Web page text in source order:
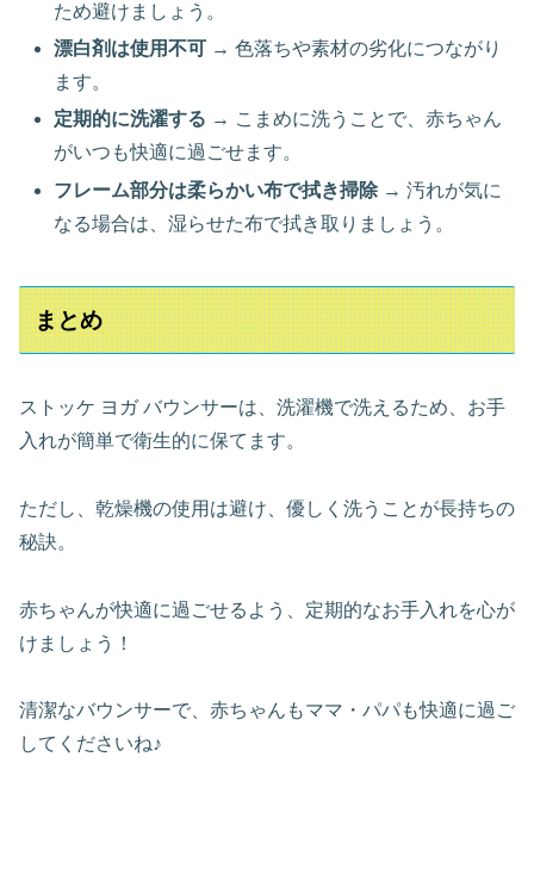
ため避けましょう。
漂白剤は使用不可 → 色落ちや素材の劣化につながり
ます。
定期的に洗濯する → こまめに洗うことで、赤ちゃん
がいつも快適に過ごせます。
フレーム部分は柔らかい布で拭き掃除→ 汚れが気に
なる場合は、湿らせた布で拭き取りましょう。
まとめ
ストッケ ヨガ バウンサーは、洗濯機で洗えるため、お手
入れが簡単で衛生的に保てます。
ただし、乾燥機の使用は避け、優しく洗うことが長持ちの
秘訣。
赤ちゃんが快適に過ごせるよう、定期的なお手入れを心が
けましょう！
清潔なバウンサーで、赤ちゃんもママ・パパも快適に過ご
してくださいね♪